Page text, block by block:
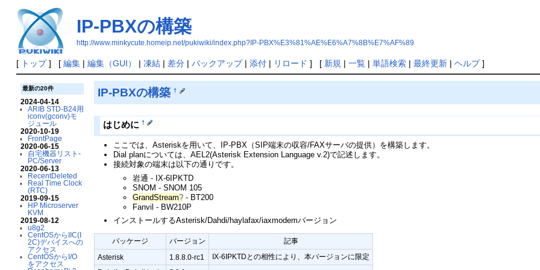
IP-PBXの構築
http://www.minkycute.homeip.net/pukiwiki/index.php?IP-PBX%E3%81%AE%E6%A7%8B%E7%AF%89
[ トップ] [ 編集| 編集（GUI） | 凍結| 差分| バックアップ| 添付| リロード ] [ 新規 | 一覧| 単語検索| 最終更新| ヘルプ]
最新の20件
2024-04-14
ARIB STD-B24用
iconv(gconv)モ
ジュール
2020-10-19
FrontPage
2020-06-15
自宅機器リスト-
PC/Server
2020-06-13
RecentDeleted
Real Time Clock
(RTC)
2019-09-15
HP Microserver
KVM
2019-08-12
u8g2
CentOSからIIC(I
2C)デバイスへの
アクセス
CentOSからI/O
をアクセス
IP-PBXの構築 †
はじめに †
ここでは、Asteriskを用いて、IP-PBX（SIP端末の収容/FAXサーバの提供）を構築します。
Dial planについては、AEL2(Asterisk Extension Language v.2)で記述します。
接続対象の端末は以下の通りです。
岩通 - IX-6IPKTD
SNOM - SNOM 105
GrandStream? - BT200
Fanvil - BW210P
インストールするAsterisk/Dahdi/haylafax/iaxmodemバージョン
パッケージ バージョン 記事
Asterisk 1.8.8.0-rc1
IX-6IPKTDとの相性により、本バージョンに限定